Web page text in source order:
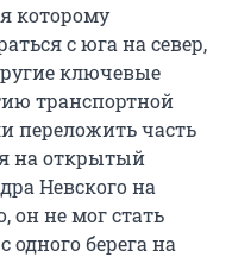
которому
с юга на север,
ключевые
транспортной
переложить часть
на открытый
Невского на
он не мог стать
одного берега на